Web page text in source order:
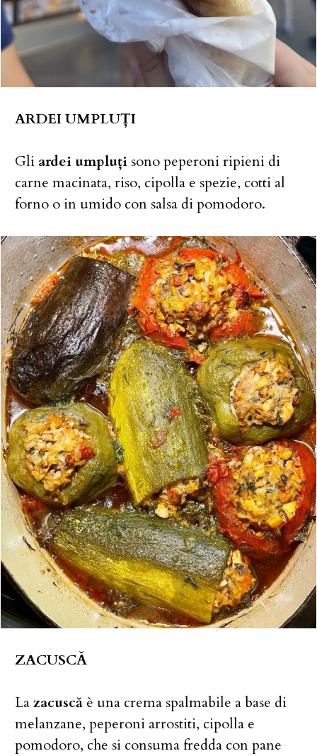
ARDEI UMPLUȚI
Gli ardei umpluți sono peperoni ripieni di
carne macinata, riso, cipolla e spezie, cotti al
forno o in umido con salsa di pomodoro.
ZACUSCĂ
Lazacuscă è una crema spalmabile a base di
melanzane, peperoni arrostiti, cipolla e
pomodoro, che si consuma fredda con pane